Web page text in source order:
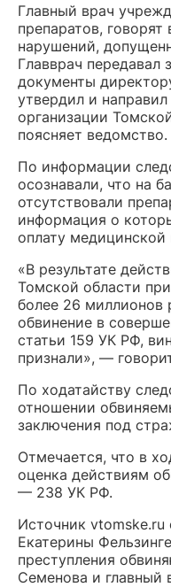
Главный врач
препаратов,
нарушений,
Главврач передавал
документы
утвердил и
организации
поясняет ведомство.
По информации
осознавали, что на
отсутствовали
информация о
оплату
«В результате
Томской области
более 26 миллионов
обвинение в
статьи 159 УК РФ,
признали», —
По ходатайству
отношении
заключения под
Отмечается, что в
оценка действиям
— 238 УК РФ.
Источник
Екатерины
преступления
Семенова и главный